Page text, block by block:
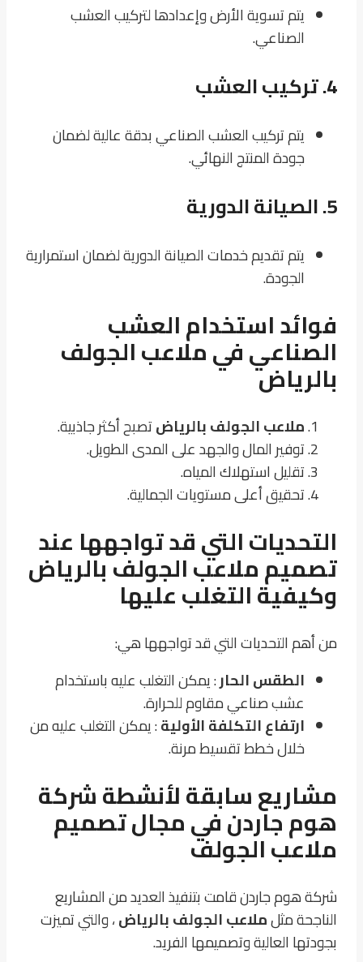
يتم تسوية الأرض وإعدادها لتركيب العشب
الصناعي.
4. تركيب العشب
يتم تركيب العشب الصناعي بدقة عالية لضمان
جودة المنتج النهائي.
5. الصيانة الدورية
يتم تقديم خدمات الصيانة الدورية لضمان استمرارية
الجودة.
فوائد استخدام العشب
الصناعي في ملاعب الجولف
بالرياض
ملاعب الجولف بالرياضتصبح أكثر جاذبية.
توفير المال والجهد على المدى الطويل.
تقليل استهلاك المياه.
تحقيق أعلى مستويات الجمالية.
التحديات التي قد تواجهها عند
تصميم ملاعب الجولف بالرياض
وكيفية التغلب عليها
من أهم التحديات التي قد تواجهها هي:
الطقس الحار: يمكن التغلب عليه باستخدام
عشب صناعي مقاوم للحرارة.
ارتفاع التكلفة الأولية: يمكن التغلب عليه من
خلال خطط تقسيط مرنة.
مشاريع سابقة لأنشطة شركة
هوم جاردن في مجال تصميم
ملاعب الجولف
شركة هوم جاردن قامت بتنفيذ العديد من المشاريع
الناجحة مثلملاعب الجولف بالرياض، والتي تميزت
بجودتها العالية وتصميمها الفريد.